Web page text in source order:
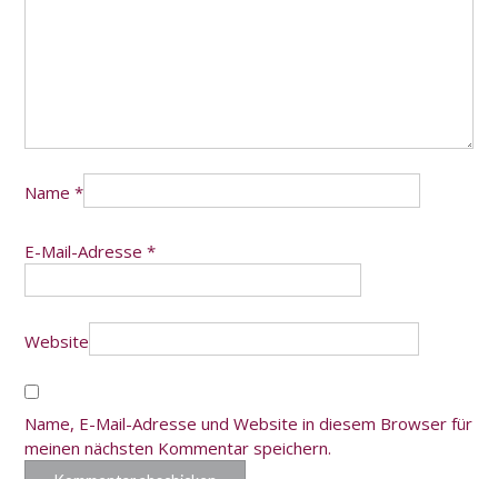
i
o
Name *
E-Mail-Adresse *
Website
Name, E-Mail-Adresse und Website in diesem Browser für
meinen nächsten Kommentar speichern.